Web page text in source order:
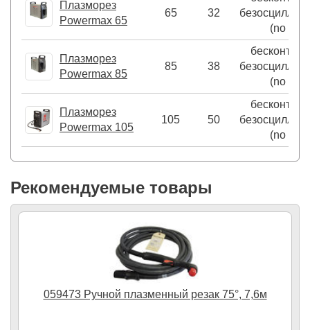
Плазморез
Powermax 65
65 32
(no HF)
Плазморез
Powermax 85
85 38
(no HF)
Плазморез
Powermax 105
105 50
(no HF)
Рекомендуемые товары
059473 Ручной плазменный резак 75°, 7,6м